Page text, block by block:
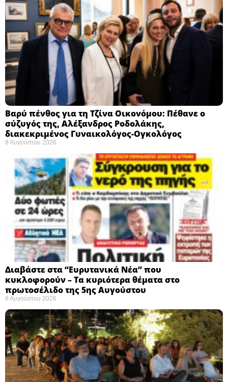
Βαρύ πένθος για τη Τζίνα Οικονόμου: Πέθανε ο
σύζυγός της, Αλέξανδρος Ροδολάκης,
διακεκριμένος Γυναικολόγος-Ογκολόγος
8 Αυγούστου 2026
Διαβάστε στα “Ευρυτανικά Νέα” που
κυκλοφορούν – Τα κυριότερα θέματα στο
πρωτοσέλιδο της 5ης Αυγούστου
8 Αυγούστου 2026